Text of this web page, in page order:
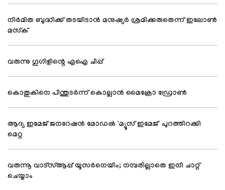
നിര്‍മിത ബുദ്ധിക്ക് തടയിടാന്‍ മനുഷ്യര്‍ ശ്രമിക്കരുതെന്ന് ഇലോണ്‍
മസ്‌ക്
വരുന്നു ഗൂഗിളിന്റെ എഐ ചിപ്പ്
കൊതുകിനെ പിന്തുടര്‍ന്ന് കൊല്ലാന്‍ മൈക്രോ ഡ്രോണ്‍
ആദ്യ ഇമേജ് ജനറേഷന്‍ മോഡല്‍ 'മ്യൂസ് ഇമേജ്' പുറത്തിറക്കി
മെറ്റ
വരുന്നൂ വാട്‌സ്ആപ്പ് യൂസര്‍നെയിം; നമ്പരില്ലാതെ ഇനി ചാറ്റ്
ചെയ്യാം